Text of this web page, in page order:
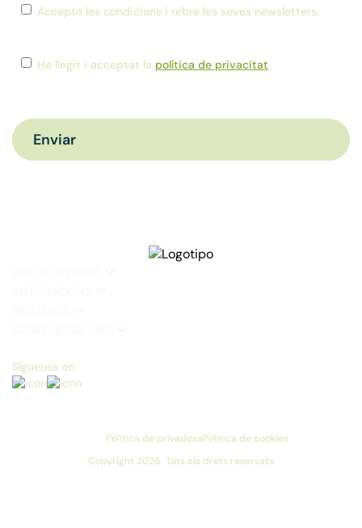
Consent
Accepto les condicions i rebre les seves newsletters.
Consent*
He llegit i acceptat la política de privacitat
Síguenos en
Copyright 2026. Tots els drets reservats
Política de privadesaPolítica de cookies